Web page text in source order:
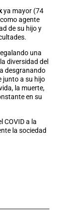
ya mayor (74
agente
de su hijo y
una
diversidad del
desgranando
junto a su hijo
la muerte,
en su
COVID a la
la sociedad